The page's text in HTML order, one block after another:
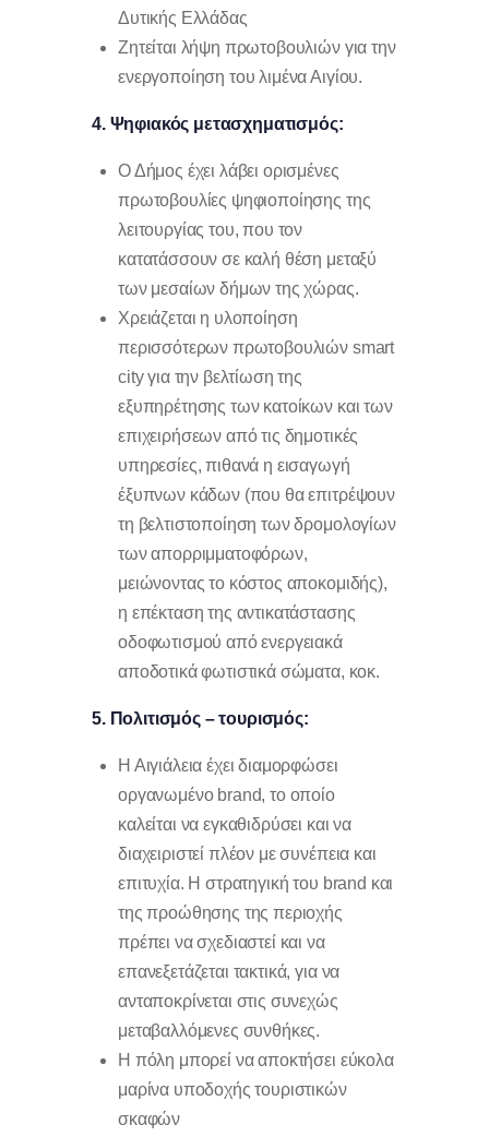
Δυτικής Ελλάδας
Ζητείται λήψη πρωτοβουλιών για την
ενεργοποίηση του λιμένα Αιγίου.
4. Ψηφιακός μετασχηματισμός:
Ο Δήμος έχει λάβει ορισμένες
πρωτοβουλίες ψηφιοποίησης της
λειτουργίας του, που τον
κατατάσσουν σε καλή θέση μεταξύ
των μεσαίων δήμων της χώρας.
Χρειάζεται η υλοποίηση
περισσότερων πρωτοβουλιών smart
city για την βελτίωση της
εξυπηρέτησης των κατοίκων και των
επιχειρήσεων από τις δημοτικές
υπηρεσίες, πιθανά η εισαγωγή
έξυπνων κάδων (που θα επιτρέψουν
τη βελτιστοποίηση των δρομολογίων
των απορριμματοφόρων,
μειώνοντας το κόστος αποκομιδής),
η επέκταση της αντικατάστασης
οδοφωτισμού από ενεργειακά
αποδοτικά φωτιστικά σώματα, κοκ.
5. Πολιτισμός – τουρισμός:
Η Αιγιάλεια έχει διαμορφώσει
οργανωμένο brand, το οποίο
καλείται να εγκαθιδρύσει και να
διαχειριστεί πλέον με συνέπεια και
επιτυχία. Η στρατηγική του brand και
της προώθησης της περιοχής
πρέπει να σχεδιαστεί και να
επανεξετάζεται τακτικά, για να
ανταποκρίνεται στις συνεχώς
μεταβαλλόμενες συνθήκες.
Η πόλη μπορεί να αποκτήσει εύκολα
μαρίνα υποδοχής τουριστικών
σκαφών